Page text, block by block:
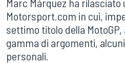
Motorsport.com in cui,
settimo titolo della
gamma di argomenti,
personali.